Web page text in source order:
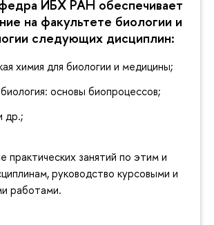
ИБХ РАН обеспечивает
на факультете биологии и
следующих дисциплин:
химия для биологии и медицины;
основы биопроцессов;
др.;
практических занятий по этим и
руководство курсовыми и
работами.